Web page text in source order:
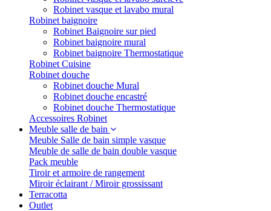
Robinet vasque et lavabo mural
Robinet baignoire
Robinet Baignoire sur pied
Robinet baignoire mural
Robinet baignoire Thermostatique
Robinet Cuisine
Robinet douche
Robinet douche Mural
Robinet douche encastré
Robinet douche Thermostatique
Accessoires Robinet
Meuble salle de bain
Meuble Salle de bain simple vasque
Meuble de salle de bain double vasque
Pack meuble
Tiroir et armoire de rangement
Miroir éclairant / Miroir grossissant
Terracotta
Outlet